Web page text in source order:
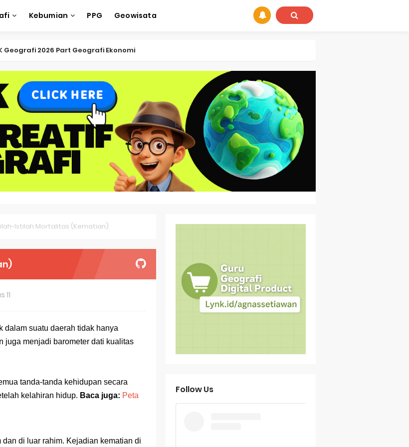
Kebumian PPG Geowisata
Geografi 2026 Part Geografi Pertanian
Geografi 2026 Part Geografi Budaya
Geografi 2026 Part Dinamika Kota
Geografi 2025 No 51-55
Geografi 2025 No 46-50
Geografi 2025 No 41-45
Geografi 2025 No 36-40
Geografi 2025 No 16-20
2025 No 11-15
Geografi 2025 No 6-10
Geografi 2025 No 1-5
OSN Geografi 2026 Part 1 [Wajib Baca]
Pejuang OSN Geografi 2026
Sosiologi 2025 + Kunci
Istilah Mortalitas (Kematian)
11
dalam suatu daerah tidak hanya
juga menjadi barometer dati kualitas
tanda-tanda kehidupan secara
kelahiran hidup. Baca juga: Peta
di luar rahim. Kejadian kematian di
Follow Us